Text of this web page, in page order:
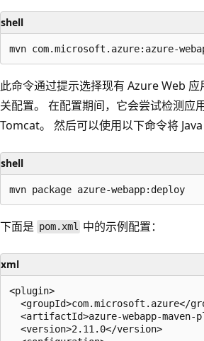
shell
此命令通过提示选择现有 Azure Web
关配置。 在配置期间，它会尝试检测应
Tomcat。 然后可以使用以下命令将 Java
shell
下面是 pom.xml 中的示例配置：
xml
<plugin>
<groupId>com.microsoft.azure</
<artifactId>azure-webapp-
  <version>2.11.0</version>